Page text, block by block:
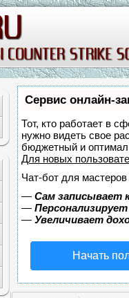
Сервис онлайн-
Тот, кто работает в
нужно видеть свое
бюджетный и
Для новых
Чат-бот для
— Сам записывает
—
— Увеличивает
Начать